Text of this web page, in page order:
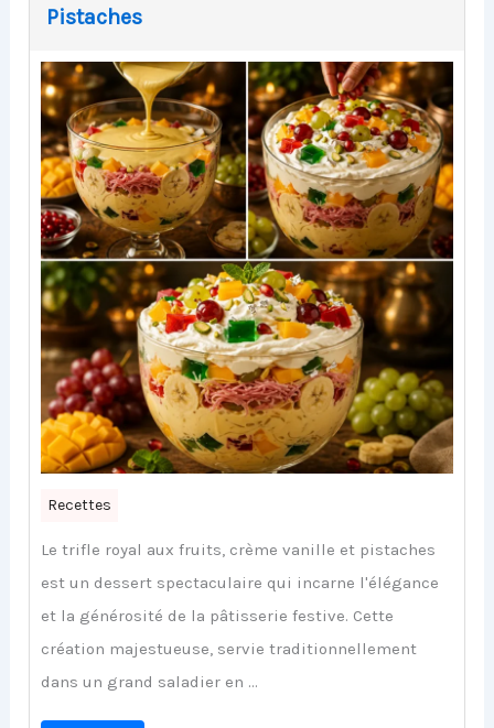
Pistaches
Recettes
Le trifle royal aux fruits, crème vanille et pistaches
est un dessert spectaculaire qui incarne l'élégance
et la générosité de la pâtisserie festive. Cette
création majestueuse, servie traditionnellement
dans un grand saladier en ...